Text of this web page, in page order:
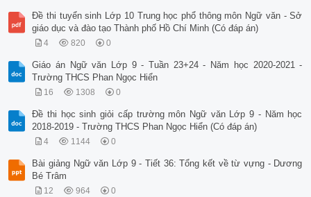
Đề thi tuyển sinh Lớp 10 Trung học phổ thông môn Ngữ văn - Sở
giáo dục và đào tạo Thành phố Hồ Chí Minh (Có đáp án)
4 820 0
Giáo án Ngữ văn Lớp 9 - Tuần 23+24 - Năm học 2020-2021 -
Trường THCS Phan Ngọc Hiển
16 1308 0
Đề thi học sinh giỏi cấp trường môn Ngữ văn Lớp 9 - Năm học
2018-2019 - Trường THCS Phan Ngọc Hiển (Có đáp án)
4 1144 0
Bài giảng Ngữ văn Lớp 9 - Tiết 36: Tổng kết về từ vựng - Dương
Bé Trâm
12 964 0